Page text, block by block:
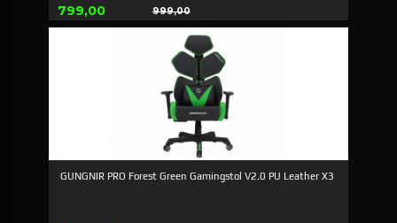
Tilbud
799,00 999,00
Rabatt
GUNGNIR PRO Forest Green Gamingstol V2.0 PU Leather X3